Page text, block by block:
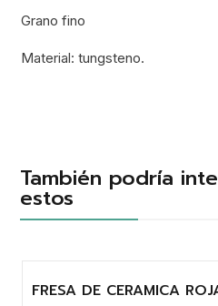
Grano fino
Material: tungsteno.
También podría
estos
Agotado
FRESA DE CERAMICA